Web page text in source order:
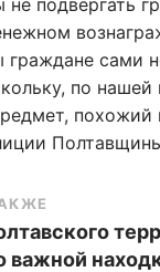
не подвергать
граждане сами
по
похожий
важной